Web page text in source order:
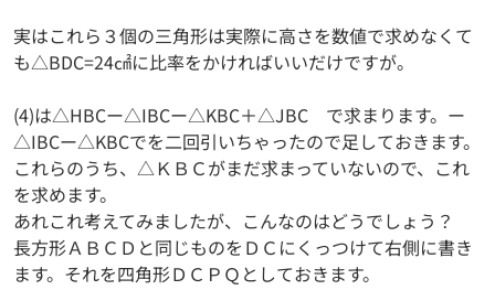
実はこれら３個の三角形は実際に高さを数値で求めなくて
も△BDC=24㎠に比率をかければいいだけですが。
(4)は△HBCー△IBCー△KBC＋△JBC で求まります。ー
△IBCー△KBCでを二回引いちゃったので足しておきます。
これらのうち、△ＫＢＣがまだ求まっていないので、これ
を求めます。
あれこれ考えてみましたが、こんなのはどうでしょう？
長方形ＡＢＣＤと同じものをＤＣにくっつけて右側に書き
ます。それを四角形ＤＣＰＱとしておきます。